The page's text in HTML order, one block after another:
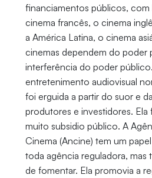
financiamentos públicos,
cinema francês, o cinema
a América Latina, o cinema
cinemas dependem do poder
interferência do poder
entretenimento audiovisual
foi erguida a partir do suor e
produtores e investidores. Ela
muito subsidio público. A
Cinema (Ancine) tem um
toda agência reguladora, mas
de fomentar. Ela promovia a